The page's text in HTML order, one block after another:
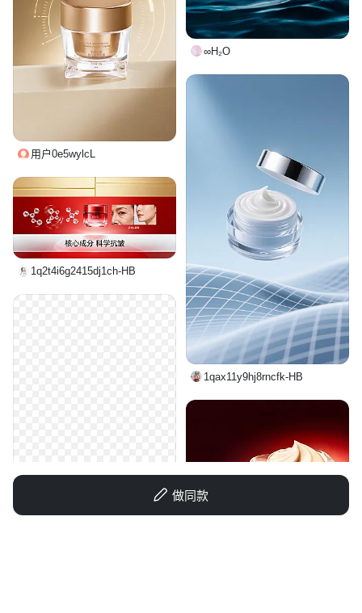
做同款
∞H₂O
用户0e5wylcL
1qax11y9hj8rncfk-HB
1q2t4i6g2415dj1ch-HB